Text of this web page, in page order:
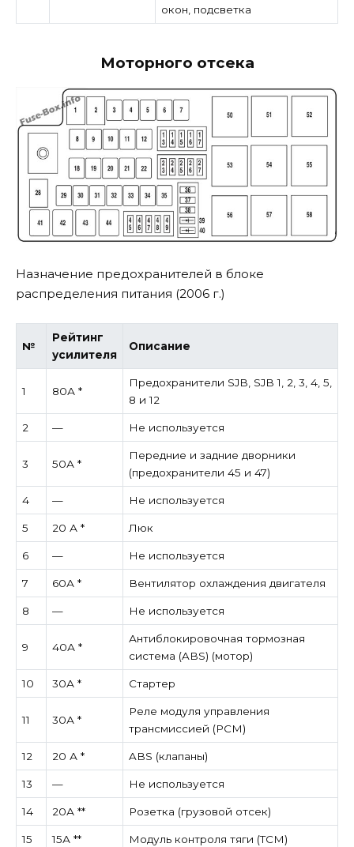
окон, подсветка
Моторного отсека
Назначение предохранителей в блоке
распределения питания (2006 г.)
№
Рейтинг
усилителя
Описание
1 80А *
Предохранители SJB, SJB 1, 2, 3, 4, 5,
8 и 12
2 — Не используется
3 50А *
Передние и задние дворники
(предохранители 45 и 47)
4 — Не используется
5 20 А * Люк
6 — Не используется
7 60А * Вентилятор охлаждения двигателя
8 — Не используется
9 40А *
Антиблокировочная тормозная
система (ABS) (мотор)
10 30А * Стартер
11 30А *
Реле модуля управления
трансмиссией (PCM)
12 20 А * ABS (клапаны)
13 — Не используется
14 20А ** Розетка (грузовой отсек)
15 15А ** Модуль контроля тяги (TCM)